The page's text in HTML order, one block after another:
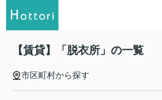
【賃貸】「脱衣所」の一覧
市区町村から探す